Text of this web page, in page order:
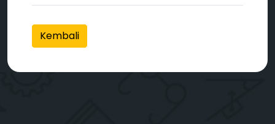
Kembali